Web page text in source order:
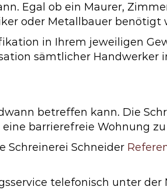
Egal ob ein Maurer,
oder Metallbauer benötigt
in Ihrem jeweiligen
sämtlicher Handwerker
betreffen kann. Die
barrierefreie Wohnung
Schreinerei Schneider
telefonisch unter der